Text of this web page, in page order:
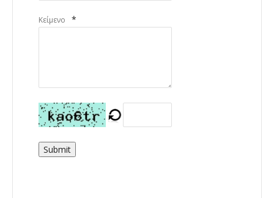
Κείμενο *
Submit